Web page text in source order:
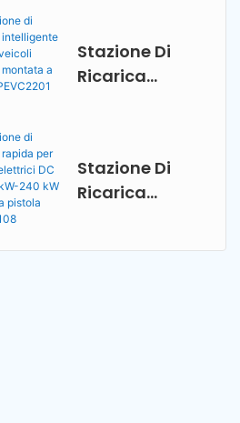
Domestico
PEVC2108
Stazione Di
Ricarica
Montata A
Parete
Stazione Di
Ricarica